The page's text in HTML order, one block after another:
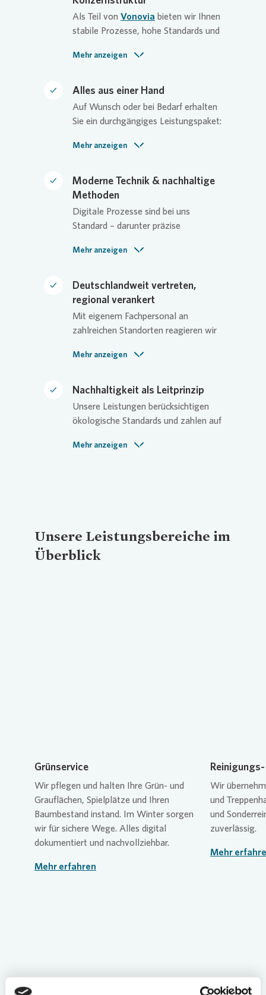
schnelle Reaktion und persönliche
Betreuung vor Ort.
Als Teil von Vonovia bieten wir Ihnen
stabile Prozesse, hohe Standards und
IT und Datenschutz über Compliance
Arbeitssicherheit. Unsere Kundinnen
und Kunden profitieren jederzeit von
Qualität, Kontinuität und Know-how,
Standort.
Mehr anzeigen
Alles aus einer Hand
Auf Wunsch oder bei Bedarf erhalten
Sie ein durchgängiges Leistungspaket:
Dokumentation und
koordiniert, klar strukturiert, jederzeit
nachvollziehbar. Dabei sorgen
revisionssichere Protokolle und eine
nebenkostenscharfe Abrechnung für
Mehr anzeigen
Moderne Technik & nachhaltige
Methoden
Digitale Prozesse sind bei uns
Standard – darunter präzise
Einsatzplanung. Wir arbeiten mit
Robotik,BIM-gestützter
Datenplanungund
ressourcenschonenden Verfahren.
Mehr anzeigen
Deutschlandweit vertreten,
regional verankert
Mit eigenem Fachpersonal an
zahlreichen Standorten reagieren wir
auch bei kurzfristigem Bedarf oder
Ansprechperson, regelmäßige
Abstimmungen und dokumentierte
Leistungen sorgen für klare Prozesse
Abstimmungsaufwand.
Mehr anzeigen
Nachhaltigkeit als Leitprinzip
Unsere Leistungen berücksichtigen
ökologische Standards und zahlen auf
klimaangepasst und
Mehr anzeigen
Unsere Leistungsbereiche im
Überblick
Grünservice
Wir pflegen und halten Ihre Grün- und
Grauflächen, Spielplätze und Ihren
Baumbestand instand. Im Winter sorgen
wir für sichere Wege. Alles digital
dokumentiert und nachvollziehbar.
Mehr erfahren
Wir
und
und
zuverlässig.
Mehr